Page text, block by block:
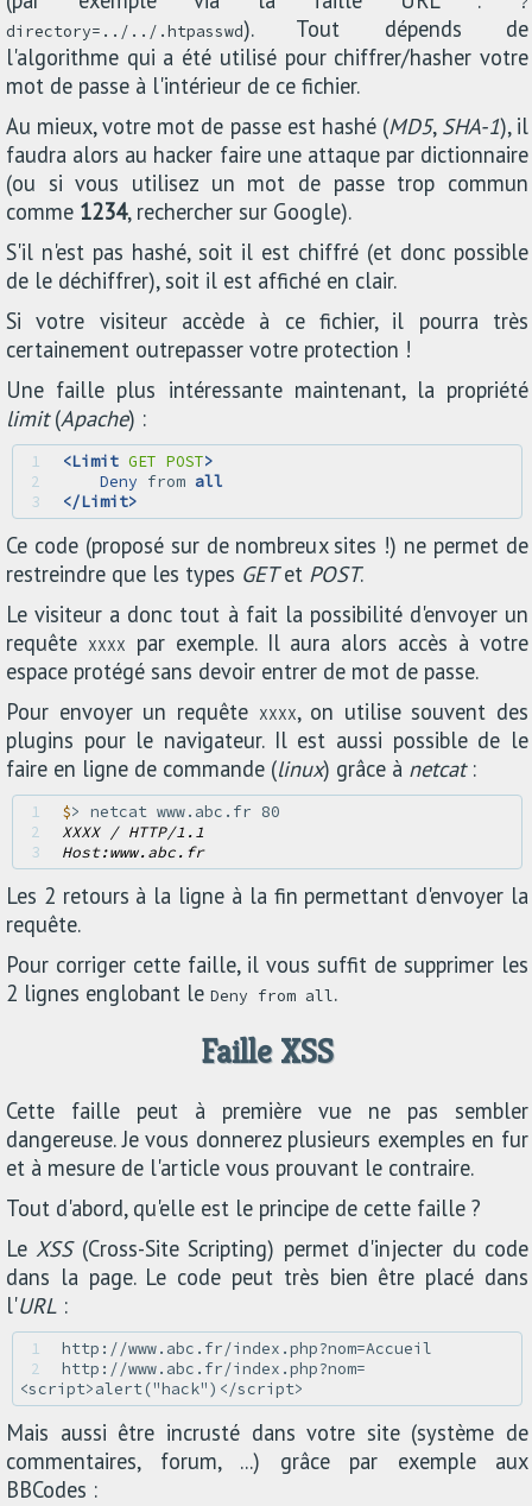
directory=../../.htpasswd). Tout dépends de
l'algorithme qui a été utilisé pour chiffrer/hasher votre
mot de passe à l'intérieur de ce fichier.
Au mieux, votre mot de passe est hashé (MD5, SHA-1), il
faudra alors au hacker faire une attaque par dictionnaire
(ou si vous utilisez un mot de passe trop commun
comme 1234, rechercher sur Google).
S'il n'est pas hashé, soit il est chiffré (et donc possible
de le déchiffrer), soit il est affiché en clair.
Si votre visiteur accède à ce fichier, il pourra très
certainement outrepasser votre protection !
Une faille plus intéressante maintenant, la propriété
limit(Apache) :
1 <Limit GET POST>
2
Deny from all
3
</Limit>
Ce code (proposé sur de nombreux sites !) ne permet de
restreindre que les types GETet POST.
Le visiteur a donc tout à fait la possibilité d'envoyer un
requête XXXX
par exemple. Il aura alors accès à votre
espace protégé sans devoir entrer de mot de passe.
Pour envoyer un requête XXXX, on utilise souvent des
plugins pour le navigateur. Il est aussi possible de le
faire en ligne de commande (linux) grâce à netcat:
1 $
2
XXXX / HTTP/1.1
3
Host:www.abc.fr
Les 2 retours à la ligne à la fin permettant d'envoyer la
requête.
Pour corriger cette faille, il vous suffit de supprimer les
2 lignes englobant le Deny from all.
Faille XSS
Cette faille peut à première vue ne pas sembler
dangereuse. Je vous donnerez plusieurs exemples en fur
et à mesure de l'article vous prouvant le contraire.
Tout d'abord, qu'elle est le principe de cette faille ?
LeXSS(Cross-Site Scripting) permet d'injecter du code
dans la page. Le code peut très bien être placé dans
l'URL :
1
2
http://www.abc.fr/index.php?nom=
Mais aussi être incrusté dans votre site (système de
commentaires, forum, ...) grâce par exemple aux
BBCodes :